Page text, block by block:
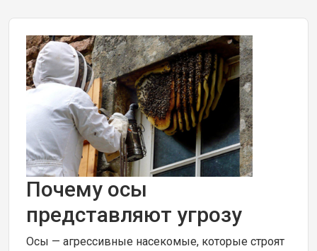
Почему осы
представляют угрозу
Осы — агрессивные насекомые, которые строят